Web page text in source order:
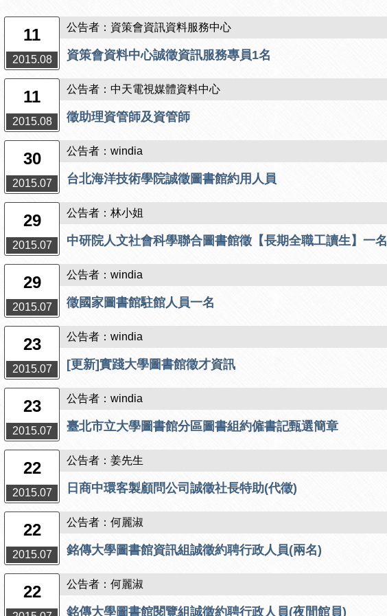
11
2015.08
公告者：資策會資訊資料服務中心
資策會資料中心誠徵資訊服務專員1名
11
2015.08
公告者：中天電視媒體資料中心
徵助理資管師及資管師
30
2015.07
公告者：windia
台北海洋技術學院誠徵圖書館約用人員
29
2015.07
公告者：林小姐
中研院人文社會科學聯合圖書館徵【長期全職工讀生】一名
29
2015.07
公告者：windia
徵國家圖書館駐館人員一名
23
2015.07
公告者：windia
[更新]實踐大學圖書館徵才資訊
23
2015.07
公告者：windia
臺北市立大學圖書館分區圖書組約僱書記甄選簡章
22
2015.07
公告者：姜先生
日商中環客製顧問公司誠徵社長特助(代徵)
22
2015.07
公告者：何麗淑
銘傳大學圖書館資訊組誠徵約聘行政人員(兩名)
22 公告者：何麗淑
銘傳大學圖書館閱覽組誠徵約聘行政人員(夜間館員)